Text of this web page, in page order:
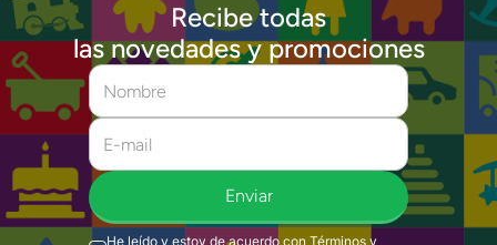
Recibe todas
las novedades y promociones
Enviar
He leído y estoy de acuerdo con Términos y